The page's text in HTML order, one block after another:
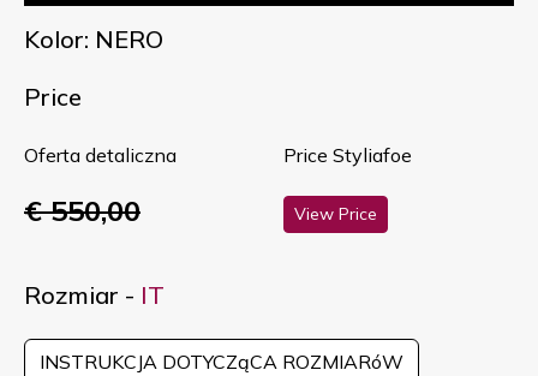
Kolor: NERO
Price
Oferta detaliczna
€ 550,00
Price Styliafoe
View Price
Rozmiar - IT
INSTRUKCJA DOTYCZąCA ROZMIARóW